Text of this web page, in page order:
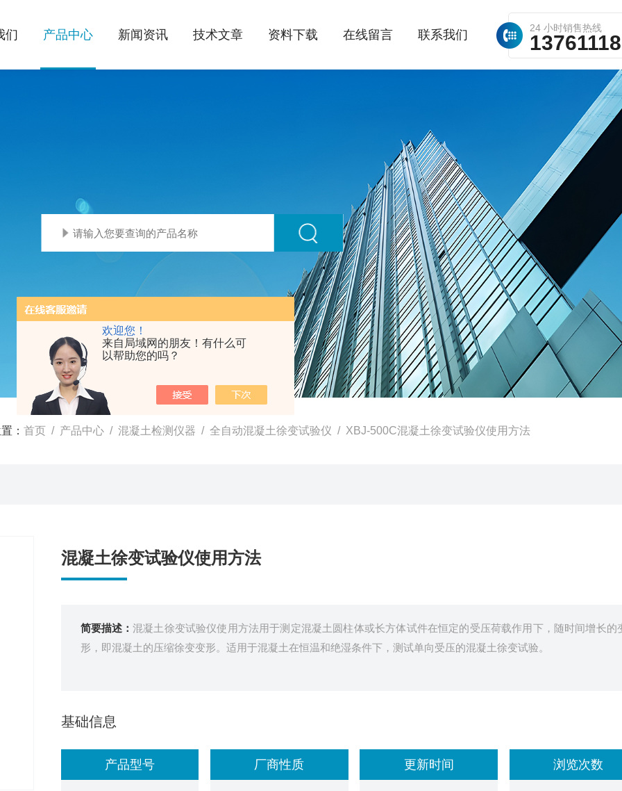
欢迎您！
来自局域网的朋友！有什么可
以帮助您的吗？
24 小时销售热线
们 产品中心 新闻资讯 技术文章 资料下载 在线留言 联系我们
： 首页 / 产品中心 / 混凝土检测仪器 / 全自动混凝土徐变试验仪 / XBJ-500C混凝土徐变试验仪使用方法
混凝土徐变试验仪使用方法
简要描述： 混凝土徐变试验仪使用方法用于测定混凝土圆柱体或长方体试件在恒定的受压荷载作用下，随时间增长的
形，即混凝土的压缩徐变变形。适用于混凝土在恒温和绝湿条件下，测试单向受压的混凝土徐变试验。
基础信息
产品型号 厂商性质 更新时间 浏览次数